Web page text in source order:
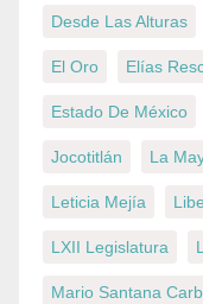
Desde Las Alturas
El Oro Elías
Estado De México
Jocotitlán La
Leticia Mejía
LXII Legislatura
Mario Santana